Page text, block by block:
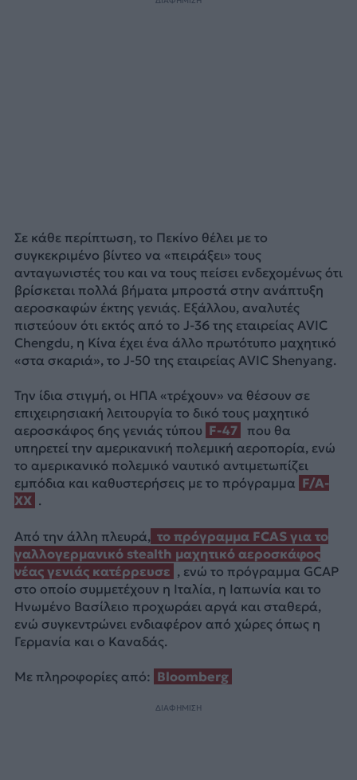
Σε κάθε περίπτωση, το Πεκίνο θέλει με το
συγκεκριμένο βίντεο να «πειράξει» τους
ανταγωνιστές του και να τους πείσει ενδεχομένως ότι
βρίσκεται πολλά βήματα μπροστά στην ανάπτυξη
αεροσκαφών έκτης γενιάς. Εξάλλου, αναλυτές
πιστεύουν ότι εκτός από το J-36 της εταιρείας AVIC
Chengdu, η Κίνα έχει ένα άλλο πρωτότυπο μαχητικό
«στα σκαριά», το J-50 της εταιρείας AVIC Shenyang.
Την ίδια στιγμή, οι ΗΠΑ «τρέχουν» να θέσουν σε
επιχειρησιακή λειτουργία το δικό τους μαχητικό
αεροσκάφος 6ης γενιάς τύπου F-47
που θα
υπηρετεί την αμερικανική πολεμική αεροπορία, ενώ
το αμερικανικό πολεμικό ναυτικό αντιμετωπίζει
εμπόδια και καθυστερήσεις με το πρόγραμμα F/A-
XX .
Από την άλλη πλευρά, το πρόγραμμα FCAS για το
γαλλογερμανικό stealth μαχητικό αεροσκάφος
νέας γενιάς κατέρρευσε , ενώ το πρόγραμμα GCAP
στο οποίο συμμετέχουν η Ιταλία, η Ιαπωνία και το
Ηνωμένο Βασίλειο προχωράει αργά και σταθερά,
ενώ συγκεντρώνει ενδιαφέρον από χώρες όπως η
Γερμανία και ο Καναδάς.
Με πληροφορίες από: Bloomberg
ΔΙΑΦΗΜΙΣΗ